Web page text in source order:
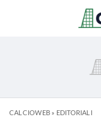
CALCIOWEB» EDITORIALI